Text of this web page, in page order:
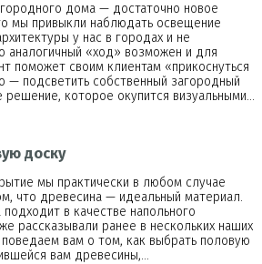
дома — достаточно новое
мы привыкли наблюдать освещение
у нас в городах и не
аналогичный «ход» возможен и для
поможет своим клиентам «прикоснуться
— подсветить собственный загородный
которое окупится визуальными…
доску
мы практически в любом случае
что древесина — идеальный материал.
в качестве напольного
рассказывали ранее в нескольких наших
вам о том, как выбрать половую
вам древесины,…